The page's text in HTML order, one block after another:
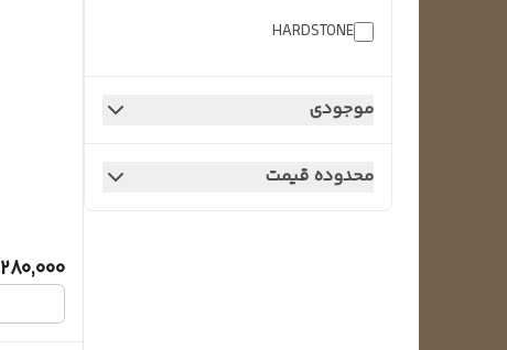
HARDSTONE
PARS
موجودی
محدوده قیمت
280,000